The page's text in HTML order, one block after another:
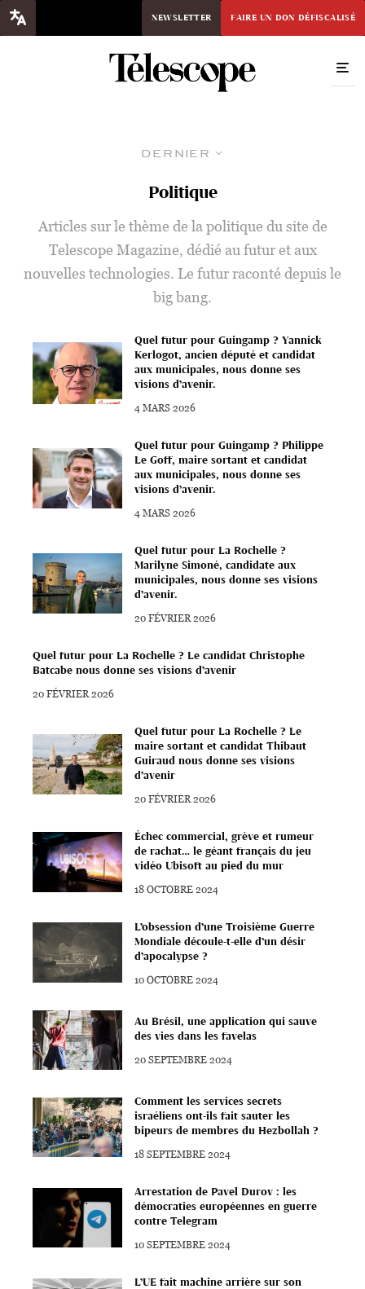
NEWSLETTER FAIRE UN DON DÉFISCALISÉ
Dernier
Politique
Articles sur le thème de la politique du site de
Telescope Magazine, dédié au futur et aux
nouvelles technologies. Le futur raconté depuis le
big bang.
Quel futur pour Guingamp ? Yannick
Kerlogot, ancien député et candidat
aux municipales, nous donne ses
visions d’avenir.
4 MARS 2026
Quel futur pour Guingamp ? Philippe
Le Goff, maire sortant et candidat
aux municipales, nous donne ses
visions d’avenir.
4 MARS 2026
Quel futur pour La Rochelle ?
Marilyne Simoné, candidate aux
municipales, nous donne ses visions
d’avenir.
20 FÉVRIER 2026
Quel futur pour La Rochelle ? Le candidat Christophe
Batcabe nous donne ses visions d’avenir
20 FÉVRIER 2026
Quel futur pour La Rochelle ? Le
maire sortant et candidat Thibaut
Guiraud nous donne ses visions
d’avenir
20 FÉVRIER 2026
Échec commercial, grève et rumeur
de rachat… le géant français du jeu
vidéo Ubisoft au pied du mur
18 OCTOBRE 2024
L’obsession d’une Troisième Guerre
Mondiale découle-t-elle d’un désir
d’apocalypse ?
10 OCTOBRE 2024
Au Brésil, une application qui sauve
des vies dans les favelas
20 SEPTEMBRE 2024
Comment les services secrets
israéliens ont-ils fait sauter les
bipeurs de membres du Hezbollah ?
18 SEPTEMBRE 2024
Arrestation de Pavel Durov : les
démocraties européennes en guerre
contre Telegram
10 SEPTEMBRE 2024
L’UE fait machine arrière sur son